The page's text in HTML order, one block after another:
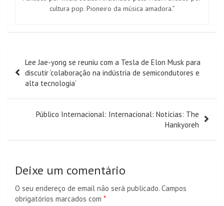
cultura pop. Pioneiro da música amadora.”
de
artigos
Lee Jae-yong se reuniu com a Tesla de Elon Musk para
discutir ‘colaboração na indústria de semicondutores e
alta tecnologia’
Público Internacional: Internacional: Notícias: The
Hankyoreh
Deixe um comentário
O seu endereço de email não será publicado. Campos
obrigatórios marcados com *